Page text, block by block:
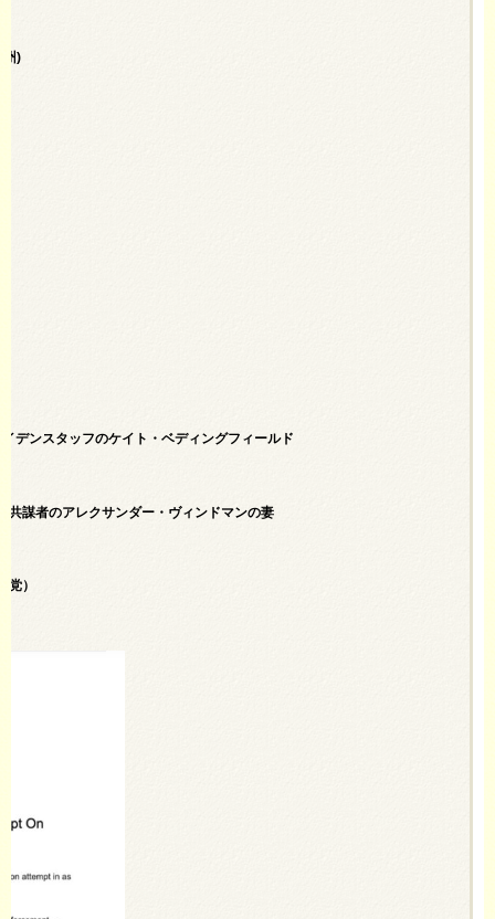
州)
デンスタッフのケイト・ベディングフィールド
共謀者のアレクサンダー・ヴィンドマンの妻
党）